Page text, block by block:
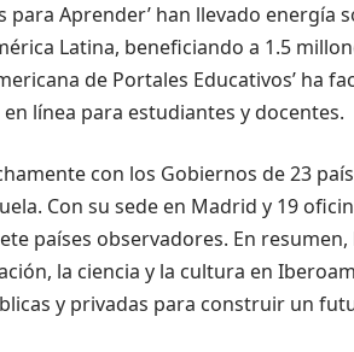
para Aprender’ han llevado energía
Latina, beneficiando a 1.5
de Portales Educativos’ ha
línea para estudiantes y docentes.
con los Gobiernos de 23
Con su sede en Madrid y 19
países observadores. En resumen,
la ciencia y la cultura en
y privadas para construir un